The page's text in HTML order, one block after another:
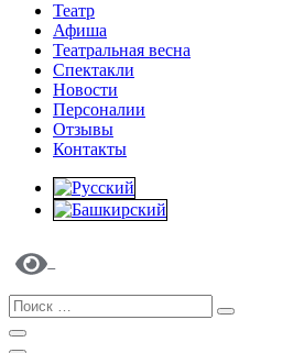
Театр
Афиша
Театральная весна
Спектакли
Новости
Персоналии
Отзывы
Контакты